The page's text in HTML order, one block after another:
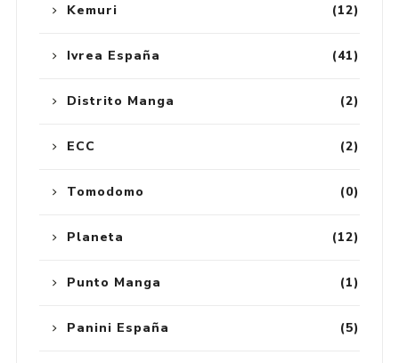
(12)
Kemuri
(41)
Ivrea España
(2)
Distrito Manga
(2)
ECC
(0)
Tomodomo
(12)
Planeta
(1)
Punto Manga
(5)
Panini España